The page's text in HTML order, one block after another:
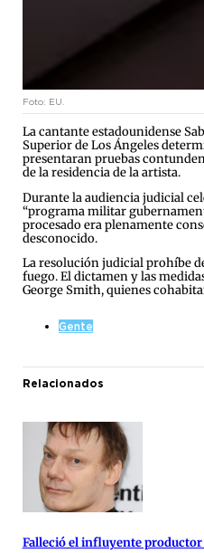
Foto: EU.
La cantante estadounidense
Superior de Los Ángeles
presentaran pruebas
de la residencia de la artista.
Durante la audiencia judicial
“programa militar
procesado era plenamente
desconocido.
La resolución judicial prohíbe
fuego. El dictamen y las
George Smith, quienes
Gente
Relacionados
Falleció el influyente